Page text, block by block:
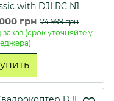
with DJI RC N1
грн 74 999 грн
(срок уточняйте у